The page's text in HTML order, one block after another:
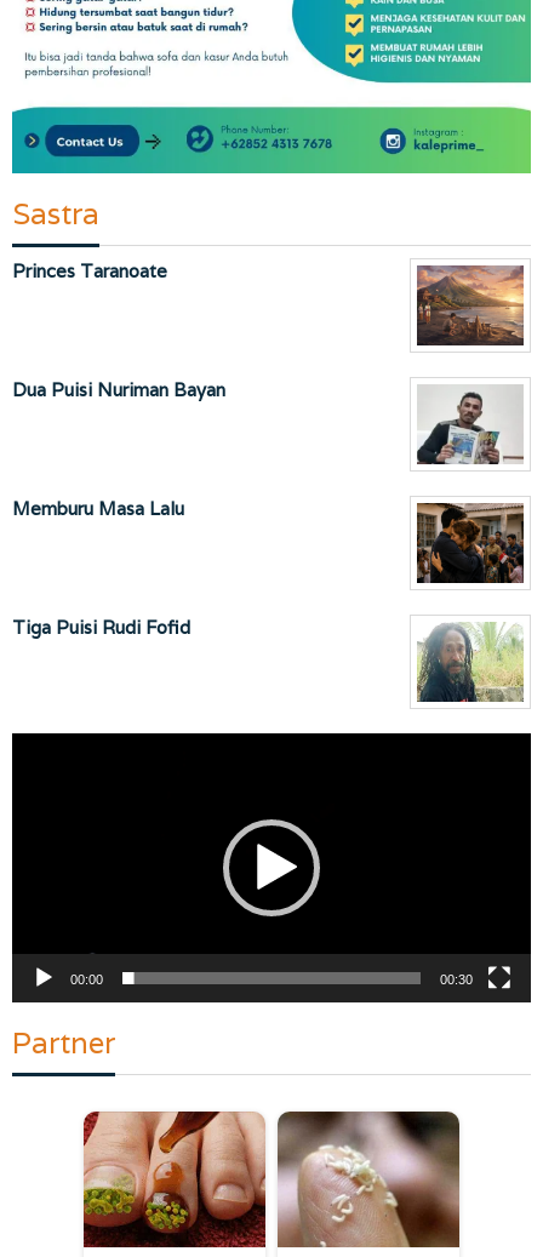
Sastra
Princes Taranoate
Dua Puisi Nuriman Bayan
Memburu Masa Lalu
Tiga Puisi Rudi Fofid
00:00 00:30
Partner